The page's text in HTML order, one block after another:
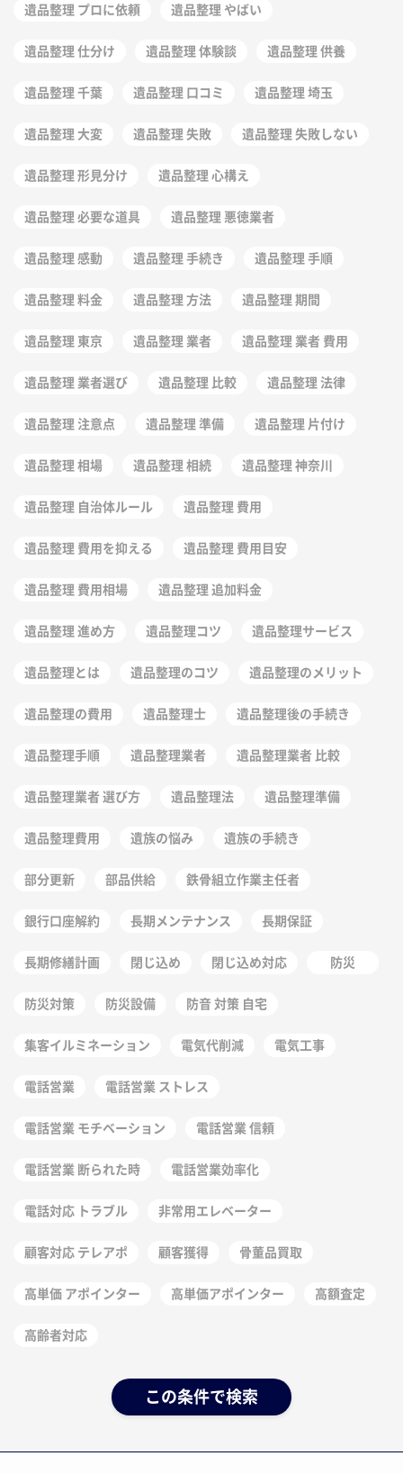
遺品整理 プロに依頼 遺品整理 やばい
遺品整理 仕分け 遺品整理 体験談 遺品整理 供養
遺品整理 千葉 遺品整理 口コミ 遺品整理 埼玉
遺品整理 大変 遺品整理 失敗 遺品整理 失敗しない
遺品整理 形見分け 遺品整理 心構え
遺品整理 必要な道具 遺品整理 悪徳業者
遺品整理 感動 遺品整理 手続き 遺品整理 手順
遺品整理 料金 遺品整理 方法 遺品整理 期間
遺品整理 東京 遺品整理 業者 遺品整理 業者 費用
遺品整理 業者選び 遺品整理 比較 遺品整理 法律
遺品整理 注意点 遺品整理 準備 遺品整理 片付け
遺品整理 相場 遺品整理 相続 遺品整理 神奈川
遺品整理 自治体ルール 遺品整理 費用
遺品整理 費用を抑える 遺品整理 費用目安
遺品整理 費用相場 遺品整理 追加料金
遺品整理 進め方 遺品整理コツ 遺品整理サービス
遺品整理とは 遺品整理のコツ 遺品整理のメリット
遺品整理の費用 遺品整理士 遺品整理後の手続き
遺品整理手順 遺品整理業者 遺品整理業者 比較
遺品整理業者 選び方 遺品整理法 遺品整理準備
遺品整理費用 遺族の悩み 遺族の手続き
部分更新 部品供給 鉄骨組立作業主任者
銀行口座解約 長期メンテナンス 長期保証
長期修繕計画 閉じ込め 閉じ込め対応 防災
防災対策 防災設備 防音 対策 自宅
集客イルミネーション 電気代削減 電気工事
電話営業 電話営業 ストレス
電話営業 モチベーション 電話営業 信頼
電話営業 断られた時 電話営業効率化
電話対応 トラブル 非常用エレベーター
顧客対応 テレアポ 顧客獲得 骨董品買取
高単価 アポインター 高単価アポインター 高額査定
高齢者対応
この条件で検索